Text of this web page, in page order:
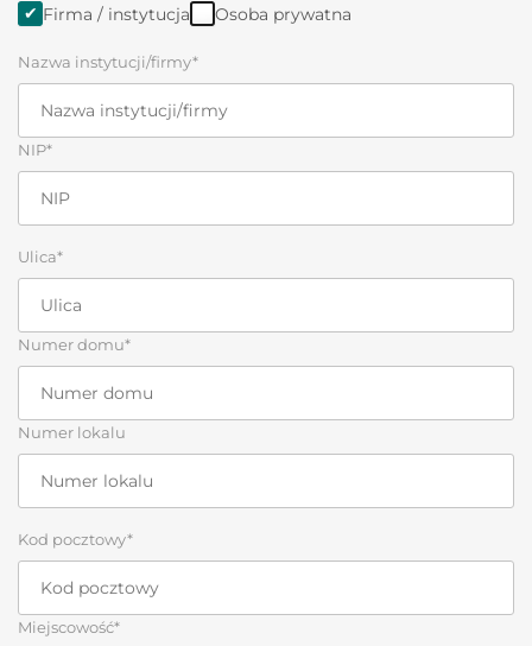
Firma / instytucja Osoba prywatna
Nazwa instytucji/firmy*
NIP*
Ulica*
Numer domu*
Numer lokalu
Kod pocztowy*
Miejscowość*